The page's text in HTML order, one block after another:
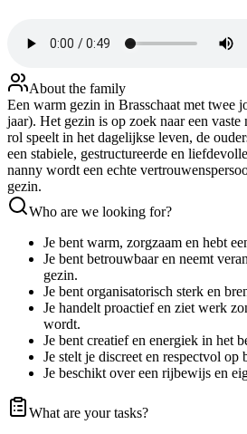
About the family
Een warm gezin in Brasschaat met twee
jaar). Het gezin is op zoek naar een
rol speelt in het dagelijkse leven, de
een stabiele, gestructureerde en
nanny wordt een echte
gezin.
Who are we looking for?
Je bent warm, zorgzaam en hebt
Je bent betrouwbaar en neemt
gezin.
Je bent organisatorisch sterk en
Je handelt proactief en ziet werk
wordt.
Je bent creatief en energiek in het
Je stelt je discreet en respectvol
Je beschikt over een rijbewijs en
What are your tasks?